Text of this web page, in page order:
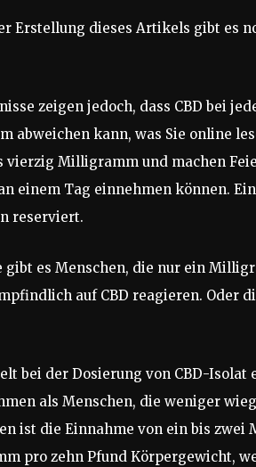
Erstellung dieses Artikels gibt es
zeigen jedoch, dass CBD bei
abweichen kann, was Sie online
vierzig Milligramm und machen
einem Tag einnehmen können.
reserviert.
gibt es Menschen, die nur ein
auf CBD reagieren. Oder
bei der Dosierung von CBD-
als Menschen, die weniger
ist die Einnahme von ein bis
pro zehn Pfund Körpergewicht,